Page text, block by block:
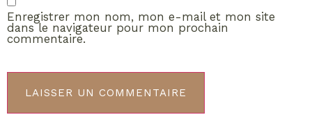
Enregistrer mon nom, mon e-mail et mon site
dans le navigateur pour mon prochain
commentaire.